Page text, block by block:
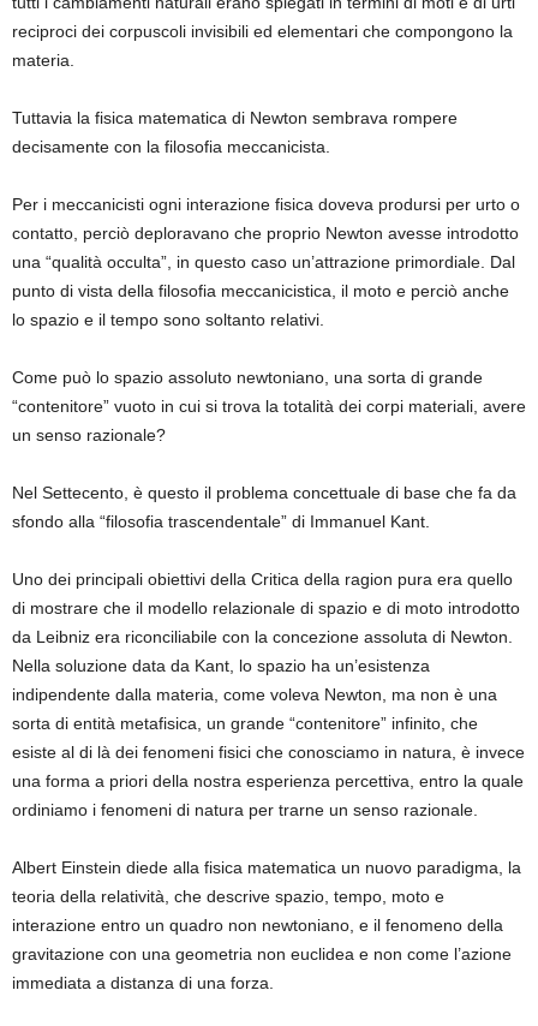
reciproci dei corpuscoli invisibili ed elementari che compongono la
materia.
Tuttavia la fisica matematica di Newton sembrava rompere
decisamente con la filosofia meccanicista.
Per i meccanicisti ogni interazione fisica doveva prodursi per urto o
contatto, perciò deploravano che proprio Newton avesse introdotto
una “qualità occulta”, in questo caso un’attrazione primordiale. Dal
punto di vista della filosofia meccanicistica, il moto e perciò anche
lo spazio e il tempo sono soltanto relativi.
Come può lo spazio assoluto newtoniano, una sorta di grande
“contenitore” vuoto in cui si trova la totalità dei corpi materiali, avere
un senso razionale?
Nel Settecento, è questo il problema concettuale di base che fa da
sfondo alla “filosofia trascendentale” di Immanuel Kant.
Uno dei principali obiettivi della Critica della ragion pura era quello
di mostrare che il modello relazionale di spazio e di moto introdotto
da Leibniz era riconciliabile con la concezione assoluta di Newton.
Nella soluzione data da Kant, lo spazio ha un’esistenza
indipendente dalla materia, come voleva Newton, ma non è una
sorta di entità metafisica, un grande “contenitore” infinito, che
esiste al di là dei fenomeni fisici che conosciamo in natura, è invece
una forma a priori della nostra esperienza percettiva, entro la quale
ordiniamo i fenomeni di natura per trarne un senso razionale.
Albert Einstein diede alla fisica matematica un nuovo paradigma, la
teoria della relatività, che descrive spazio, tempo, moto e
interazione entro un quadro non newtoniano, e il fenomeno della
gravitazione con una geometria non euclidea e non come l’azione
immediata a distanza di una forza.